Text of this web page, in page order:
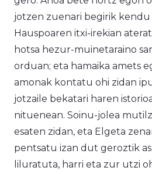
jotzen zuenari begirik kendu
Hauspoaren itxi-irekian
hotsa hezur-muinetaraino
orduan; eta hamaika amets
amonak kontatu ohi zidan
jotzaile bekatari haren
nituenean. Soinu-jolea
esaten zidan, eta Elgeta
pentsatu izan dut geroztik
liluratuta, harri eta zur utzi